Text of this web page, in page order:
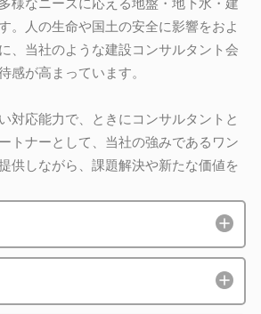
様なニーズに応える地盤・地下水・建
。人の生命や国土の安全に影響をおよ
、当社のような建設コンサルタント会
感が高まっています。
対応能力で、ときにコンサルタントと
トナーとして、当社の強みであるワン
供しながら、課題解決や新たな価値を